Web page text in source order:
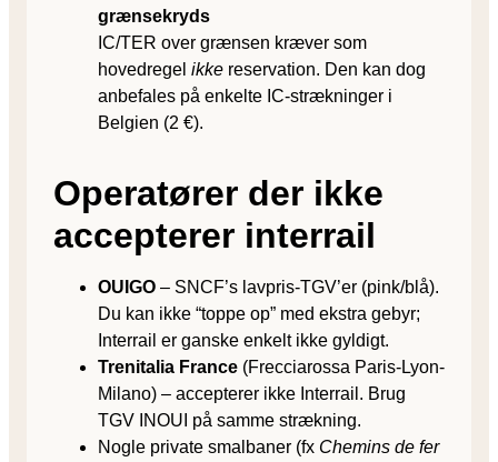
grænsekryds
IC/TER over grænsen kræver som
hovedregel ikke reservation. Den kan dog
anbefales på enkelte IC-strækninger i
Belgien (2 €).
Operatører der ikke
accepterer interrail
OUIGO – SNCF’s lavpris-TGV’er (pink/blå).
Du kan ikke “toppe op” med ekstra gebyr;
Interrail er ganske enkelt ikke gyldigt.
Trenitalia France (Frecciarossa Paris-Lyon-
Milano) – accepterer ikke Interrail. Brug
TGV INOUI på samme strækning.
Nogle private smalbaner (fx Chemins de fer